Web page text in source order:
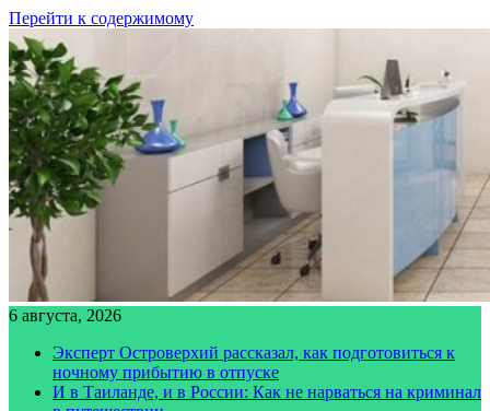
Перейти к содержимому
6 августа, 2026
Эксперт Островерхий рассказал, как подготовиться к
ночному прибытию в отпуске
И в Таиланде, и в России: Как не нарваться на криминал